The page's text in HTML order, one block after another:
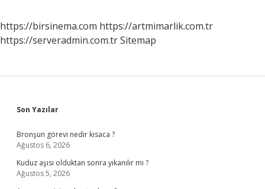
https://birsinema.com https://artmimarlik.com.tr
https://serveradmin.com.trSitemap
Sidebar
Son Yazılar
Bronşun görevi nedir kısaca ?
Ağustos 6, 2026
Kuduz aşısı olduktan sonra yıkanılır mı ?
Ağustos 5, 2026